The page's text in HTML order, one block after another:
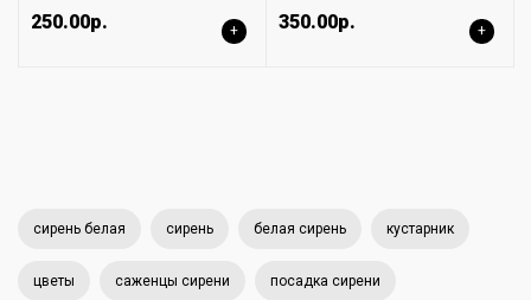
250.00р. + 350.00р. +
сирень белая сирень белая сирень кустарник
цветы саженцы сирени посадка сирени